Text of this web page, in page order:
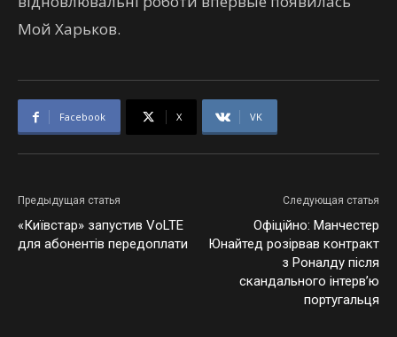
Мой Харьков.
Facebook X VK
Предыдущая статья
«Київстар» запустив VoLTE
для абонентів передоплати
Следующая статья
Офіційно: Манчестер
Юнайтед розірвав контракт
з Роналду після
скандального інтерв’ю
португальця